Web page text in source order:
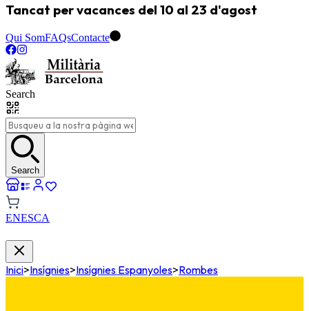
Tancat per vacances del 10 al 23 d'agost
Qui SomFAQsContacte
Search
Search
ENESCA
Inici>Insígnies>Insígnies Espanyoles>Rombes